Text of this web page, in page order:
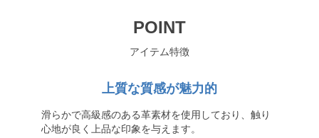
POINT
アイテム特徴
上質な質感が魅力的
滑らかで高級感のある革素材を使用しており、触り
心地が良く上品な印象を与えます。